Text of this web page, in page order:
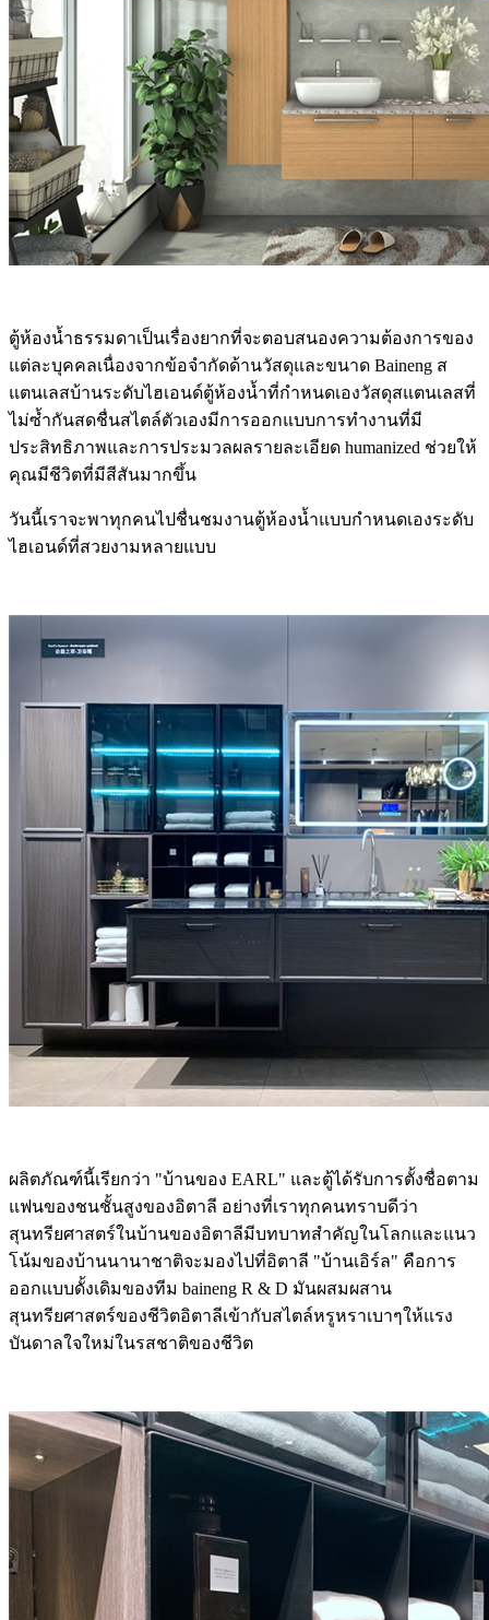
ตู้ห้องน้ำธรรมดาเป็นเรื่องยากที่จะตอบสนองความต้องการของ
แต่ละบุคคลเนื่องจากข้อจำกัดด้านวัสดุและขนาด Baineng ส
แตนเลสบ้านระดับไฮเอนด์ตู้ห้องน้ำที่กำหนดเองวัสดุสแตนเลสที่
ไม่ซ้ำกันสดชื่นสไตล์ตัวเองมีการออกแบบการทำงานที่มี
ประสิทธิภาพและการประมวลผลรายละเอียด humanized ช่วยให้
คุณมีชีวิตที่มีสีสันมากขึ้น
วันนี้เราจะพาทุกคนไปชื่นชมงานตู้ห้องน้ำแบบกำหนดเองระดับ
ไฮเอนด์ที่สวยงามหลายแบบ
ผลิตภัณฑ์นี้เรียกว่า "บ้านของ EARL" และตู้ได้รับการตั้งชื่อตาม
แฟนของชนชั้นสูงของอิตาลี อย่างที่เราทุกคนทราบดีว่า
สุนทรียศาสตร์ในบ้านของอิตาลีมีบทบาทสำคัญในโลกและแนว
โน้มของบ้านนานาชาติจะมองไปที่อิตาลี "บ้านเอิร์ล" คือการ
ออกแบบดั้งเดิมของทีม baineng R & D มันผสมผสาน
สุนทรียศาสตร์ของชีวิตอิตาลีเข้ากับสไตล์หรูหราเบาๆให้แรง
บันดาลใจใหม่ในรสชาติของชีวิต